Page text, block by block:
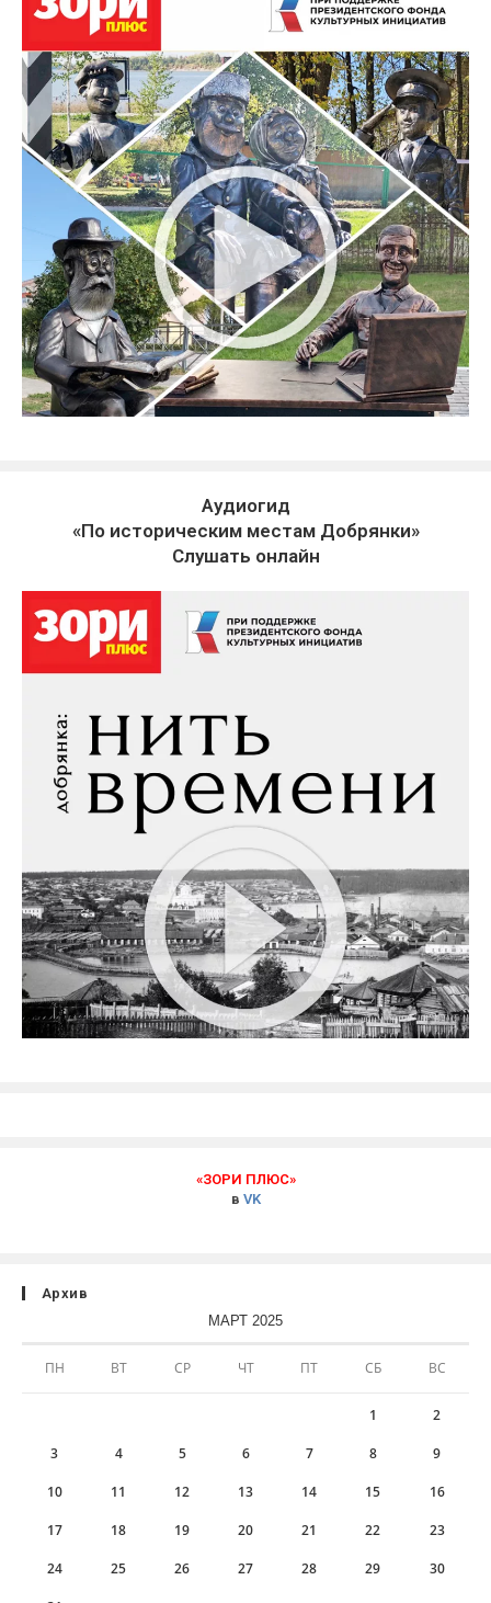
Аудиогид
«По историческим местам Добрянки»
Слушать онлайн
«ЗОРИ ПЛЮС»
в VK
Архив
МАРТ 2025
ПН ВТ СР ЧТ ПТ СБ ВС
1 2
3 4 5 6 7 8 9
10 11 12 13 14 15 16
17 18 19 20 21 22 23
24 25 26 27 28 29 30